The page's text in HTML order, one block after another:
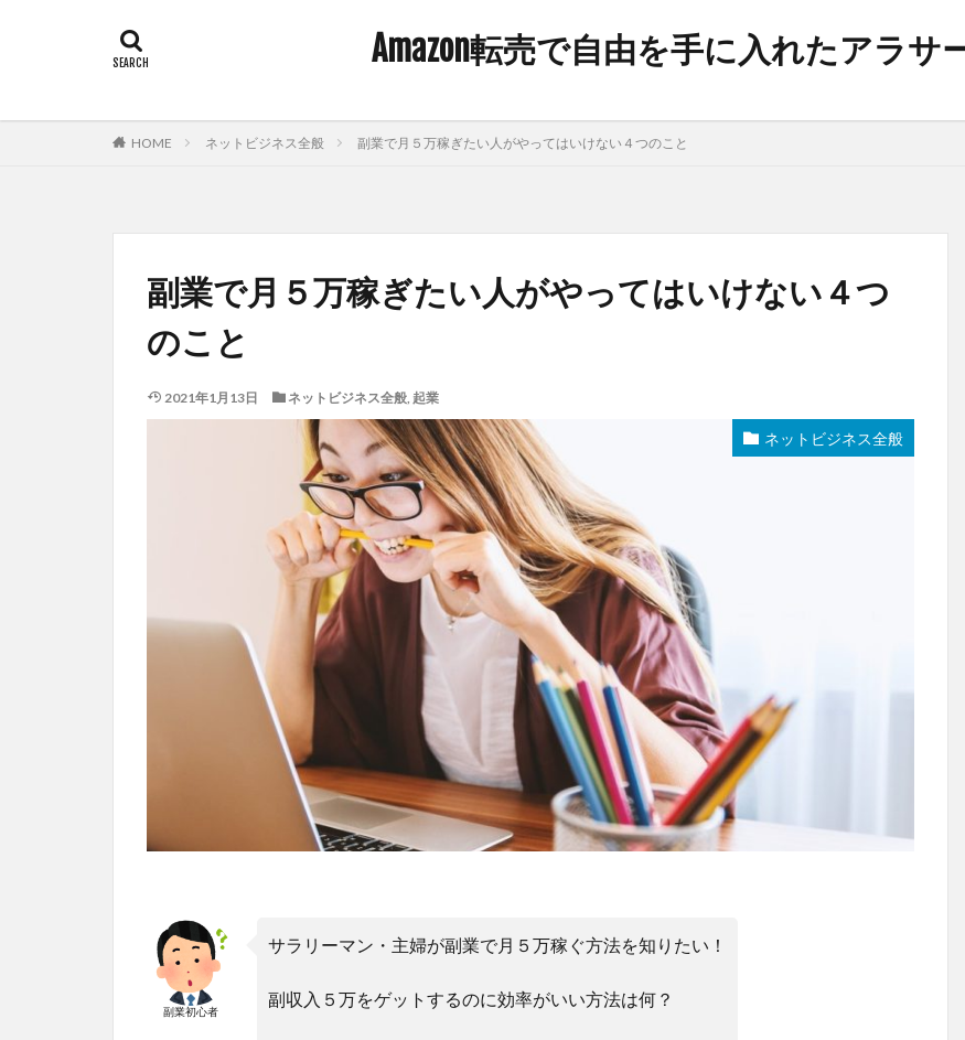
Amazon転売で自由を手に入れたアラサ
HOME ネットビジネス全般 副業で月５万稼ぎたい人がやってはいけない４つのこと
副業で月５万稼ぎたい人がやってはいけない４つ
のこと
2021年1月13日 ネットビジネス全般, 起業
ネットビジネス全般
副業初心者
サラリーマン・主婦が副業で月５万稼ぐ方法を知りたい！
副収入５万をゲットするのに効率がいい方法は何？